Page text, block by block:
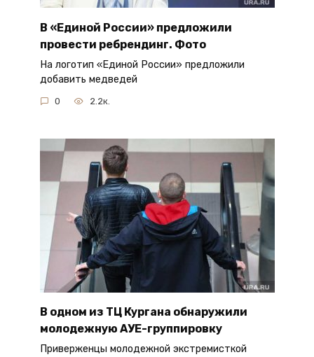
В «Единой России» предложили
провести ребрендинг. Фото
На логотип «Единой России» предложили
добавить медведей
0 2.2к.
В одном из ТЦ Кургана обнаружили
молодежную АУЕ-группировку
Приверженцы молодежной экстремисткой